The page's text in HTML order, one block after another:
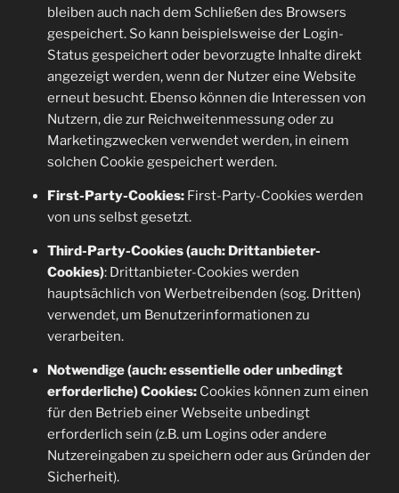
bleiben auch nach dem Schließen des Browsers
gespeichert. So kann beispielsweise der Login-
Status gespeichert oder bevorzugte Inhalte direkt
angezeigt werden, wenn der Nutzer eine Website
erneut besucht. Ebenso können die Interessen von
Nutzern, die zur Reichweitenmessung oder zu
Marketingzwecken verwendet werden, in einem
solchen Cookie gespeichert werden.
First-Party-Cookies:First-Party-Cookies werden
von uns selbst gesetzt.
Third-Party-Cookies (auch: Drittanbieter-
Cookies): Drittanbieter-Cookies werden
hauptsächlich von Werbetreibenden (sog. Dritten)
verwendet, um Benutzerinformationen zu
verarbeiten.
Notwendige (auch: essentielle oder unbedingt
erforderliche) Cookies:Cookies können zum einen
für den Betrieb einer Webseite unbedingt
erforderlich sein (z.B. um Logins oder andere
Nutzereingaben zu speichern oder aus Gründen der
Sicherheit).